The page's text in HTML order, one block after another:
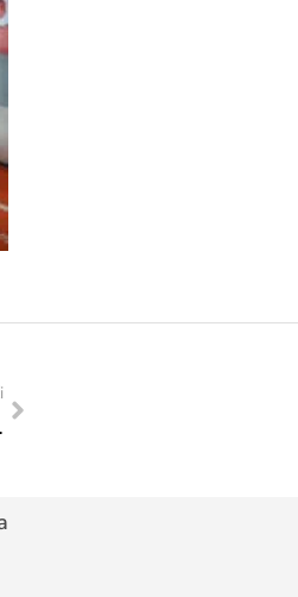
u sjedećoj odbojci